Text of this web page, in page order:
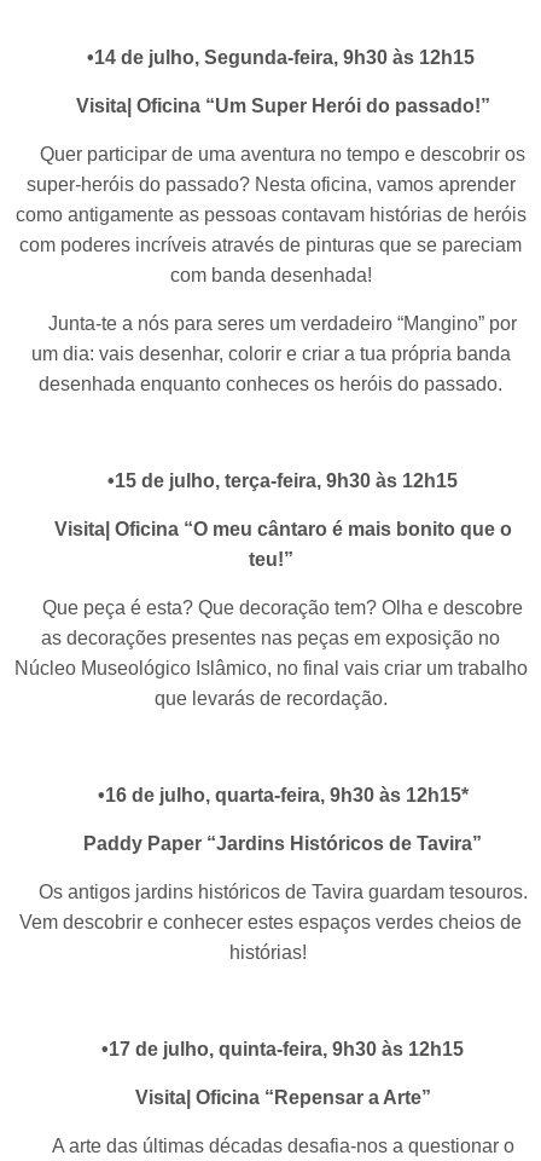
•14 de julho, Segunda-feira, 9h30 às 12h15
Visita| Oficina “Um Super Herói do passado!”
Quer participar de uma aventura no tempo e descobrir os
super-heróis do passado? Nesta oficina, vamos aprender
como antigamente as pessoas contavam histórias de heróis
com poderes incríveis através de pinturas que se pareciam
com banda desenhada!
Junta-te a nós para seres um verdadeiro “Mangino” por
um dia: vais desenhar, colorir e criar a tua própria banda
desenhada enquanto conheces os heróis do passado.
•15 de julho, terça-feira, 9h30 às 12h15
Visita| Oficina “O meu cântaro é mais bonito que o
teu!”
Que peça é esta? Que decoração tem? Olha e descobre
as decorações presentes nas peças em exposição no
Núcleo Museológico Islâmico, no final vais criar um trabalho
que levarás de recordação.
•16 de julho, quarta-feira, 9h30 às 12h15*
Paddy Paper “Jardins Históricos de Tavira”
Os antigos jardins históricos de Tavira guardam tesouros.
Vem descobrir e conhecer estes espaços verdes cheios de
histórias!
•17 de julho, quinta-feira, 9h30 às 12h15
Visita| Oficina “Repensar a Arte”
A arte das últimas décadas desafia-nos a questionar o